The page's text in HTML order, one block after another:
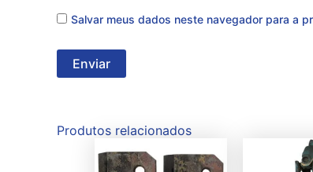
Salvar meus dados neste navegador para a
Produtos relacionados